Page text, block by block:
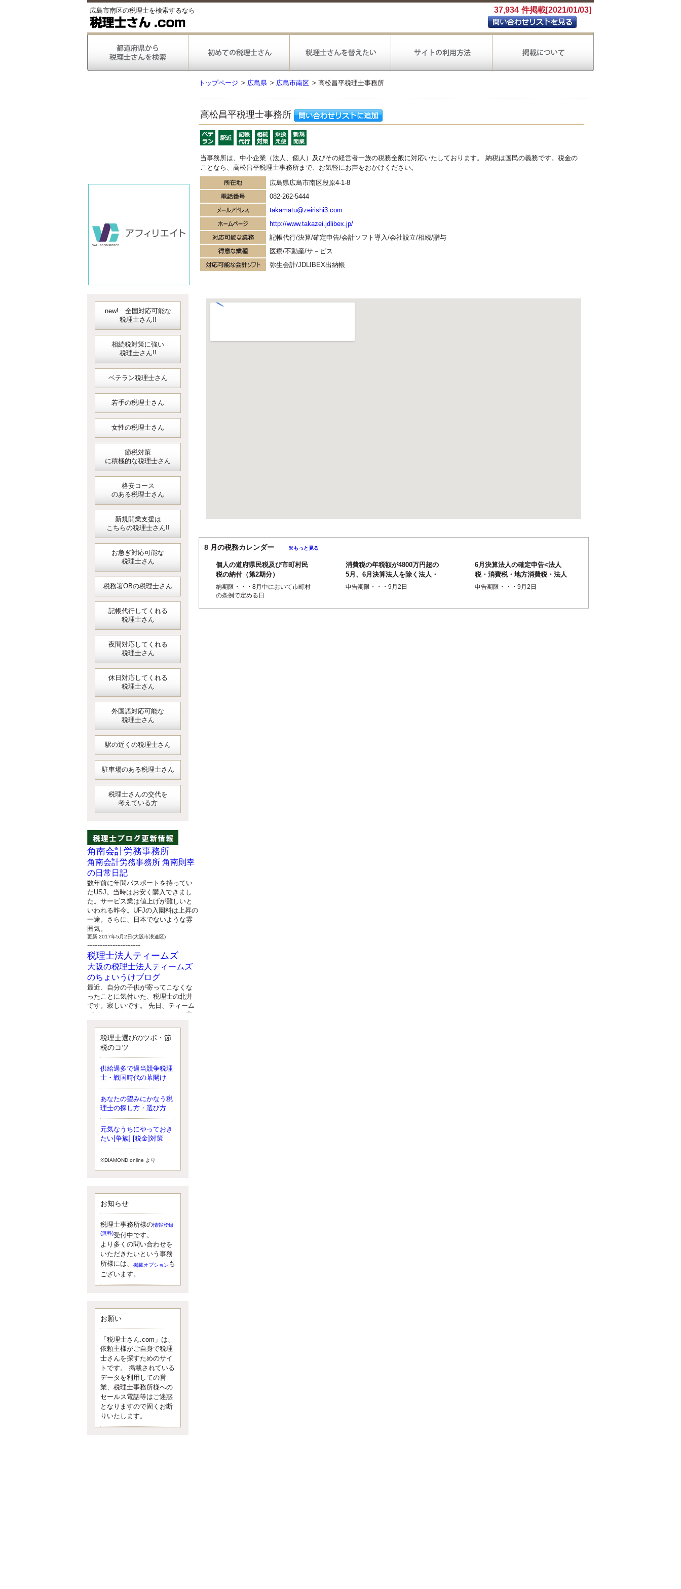
広島市南区の税理士を検索するなら 37,934 件掲載[2021/01/03]
new! 全国対応可能な
税理士さん!!
相続税対策に強い
税理士さん!!
ベテラン税理士さん
若手の税理士さん
女性の税理士さん
節税対策
に積極的な税理士さん
格安コース
のある税理士さん
新規開業支援は
こちらの税理士さん!!
お急ぎ対応可能な
税理士さん
税務署OBの税理士さん
記帳代行してくれる
税理士さん
夜間対応してくれる
税理士さん
休日対応してくれる
税理士さん
外国語対応可能な
税理士さん
駅の近くの税理士さん
駐車場のある税理士さん
税理士さんの交代を
考えている方
角南会計労務事務所
角南会計労務事務所 角南則幸
の日常日記
数年前に年間パスポートを持ってい
たUSJ。当時はお安く購入できまし
た。サービス業は値上げが難しいと
いわれる昨今。UFJの入園料は上昇の
一途。さらに、日本でないような雰
囲気。
更新:2017年5月2日(大阪市浪速区)
---------------------
税理士法人ティームズ
大阪の税理士法人ティームズ
のちょいうけブログ
最近、自分の子供が寄ってこなくな
ったことに気付いた、税理士の北井
です。寂しいです。 先日、ティーム
ズイベントとしてバーベキューを実
と思いましたが、そこはセンスある
後のブロガーに任せようと思いま
更新:2017年5月1日(大阪市北区)
---------------------
サクセス会計事務所
サクセス税理士のお役立ちブ
ログ
平成２７年１月１日以降開始の相続
より、相続税の基礎控除額（相続税
が課税されない遺産の上限額）が縮
小されたため、お亡くなりになった
更新:2017年5月1日(大阪市中央区)
---------------------
湘南のぽっちゃり女性税理士
松村文子と湘南ＢＵ
また最近、税理士試験のご相談を受
けることおおくなりました。受験申
し込み受け付け開始になるからです
ね。勉強したが、中途半端なので、
受験が無駄に思っている人もいるよ
うです。まず、私ならダメと思う前
に、全力で勝負してみたいです！
更新:2017年5月1日(神奈川県藤沢市)
---------------------
イクメン税理士による税金ブ
ログです。
なくて七クセ 目は口ほどにモノを言
う 色んなことわざがありますが、無
意識に出ている身体のサイン。 心理
学では、ちゃんと意味があるようで
す。 疑問に思ったら考える 先日知り
合った方、初対面では何
更新:2017年5月1日(京都市下京区)
---------------------
内田敦税理士事務所
イクメン税理士による税金ブ
ログです。
税理士選びのツボ・節
税のコツ
供給過多で過当競争税理
士・戦国時代の幕開け
あなたの望みにかなう税
理士の探し方・選び方
元気なうちにやっておき
たい[争族] [税金]対策
※DIAMOND online より
お知らせ
税理士事務所様の情報登録
(無料)受付中です。
より多くの問い合わせを
いただきたいという事務
所様には、
掲載オプション も
ございます。
お願い
「税理士さん.com」は、
依頼主様がご自身で税理
士さんを探すためのサイ
トです。 掲載されている
データを利用しての営
業、税理士事務所様への
セールス電話等はご迷惑
となりますので固くお断
りいたします。
トップページ > 広島県 > 広島市南区 > 高松昌平税理士事務所
高松昌平税理士事務所
当事務所は、中小企業（法人、個人）及びその経営者一族の税務全般に対応いたしております。 納税は国民の義務です。税金の
ことなら、高松昌平税理士事務所まで、お気軽にお声をおかけください。
広島県広島市南区段原4-1-8
082-262-5444
takamatu@zeirishi3.com
http://www.takazei.jdlibex.jp/
記帳代行/決算/確定申告/会計ソフト導入/会社設立/相続/贈与
医療/不動産/サ－ビス
弥生会計/JDLIBEX出納帳
8 月の税務カレンダー ※もっと見る
個人の道府県民税及び市町村民
税の納付（第2期分）
納期限・・・8月中において市町村
の条例で定める日
消費税の年税額が4800万円超の
5月、6月決算法人を除く法人・
個人事業者の1月ごとの中間申告
申告期限・・・9月2日
6月決算法人の確定申告<法人
税・消費税・地方消費税・法人
事業税・（法人事業所税）・法
申告期限・・・9月2日